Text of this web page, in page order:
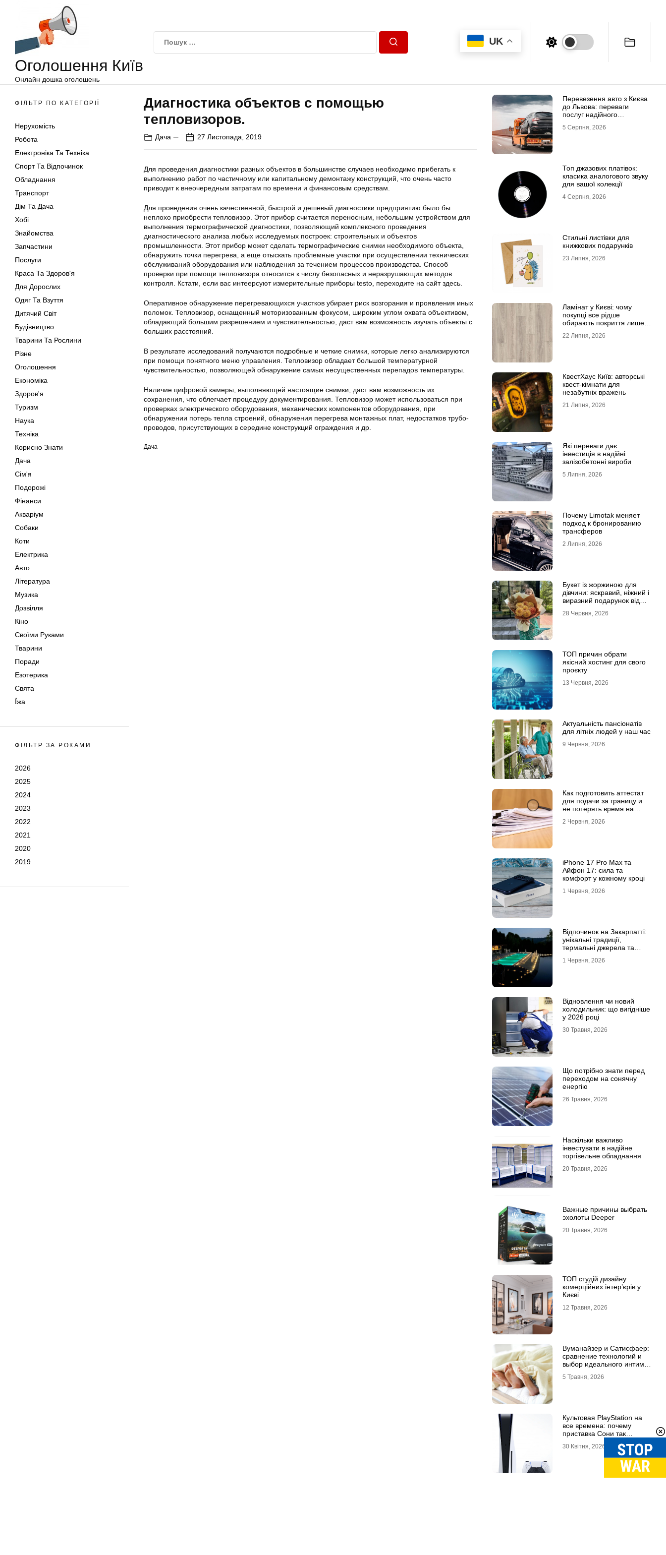
Оголошення Київ
Онлайн дошка оголошень
UK
ФІЛЬТР ПО КАТЕГОРІЇ
Нерухомість
Робота
Електроніка Та Техніка
Спорт Та Відпочинок
Обладнання
Транспорт
Дім Та Дача
Хобі
Знайомства
Запчастини
Послуги
Краса Та Здоров'я
Для Дорослих
Одяг Та Взуття
Дитячий Світ
Будівництво
Тварини Та Рослини
Різне
Оголошення
Економіка
Здоров'я
Туризм
Наука
Техніка
Корисно Знати
Дача
Сім'я
Подорожі
Фінанси
Акваріум
Собаки
Коти
Електрика
Авто
Література
Музика
Дозвілля
Кіно
Своїми Руками
Тварини
Поради
Езотерика
Свята
Їжа
ФІЛЬТР ЗА РОКАМИ
2026
2025
2024
2023
2022
2021
2020
2019
Диагностика объектов с помощью
тепловизоров.
Дача 27 Листопада, 2019
Для проведения диагностики разных объектов в большинстве случаев необходимо прибегать к
выполнению работ по частичному или капитальному демонтажу конструкций, что очень часто
приводит к внеочередным затратам по времени и финансовым средствам.
Для проведения очень качественной, быстрой и дешевый диагностики предприятию было бы
неплохо приобрести тепловизор. Этот прибор считается переносным, небольшим устройством для
выполнения термографической диагностики, позволяющий комплексного проведения
диагностического анализа любых исследуемых построек: строительных и объектов
промышленности. Этот прибор может сделать термографические снимки необходимого объекта,
обнаружить точки перегрева, а еще отыскать проблемные участки при осуществлении технических
обслуживаний оборудования или наблюдения за течением процессов производства. Способ
проверки при помощи тепловизора относится к числу безопасных и неразрушающих методов
контроля. Кстати, если вас интеерсуют измерительные приборы testo, переходите на сайт здесь.
Оперативное обнаружение перегревающихся участков убирает риск возгорания и проявления иных
поломок. Тепловизор, оснащенный моторизованным фокусом, широким углом охвата объективом,
обладающий большим разрешением и чувствительностью, даст вам возможность изучать объекты с
больших расстояний.
В результате исследований получаются подробные и четкие снимки, которые легко анализируются
при помощи понятного меню управления. Тепловизор обладает большой температурной
чувствительностью, позволяющей обнаружение самых несущественных перепадов температуры.
Наличие цифровой камеры, выполняющей настоящие снимки, даст вам возможность их
сохранения, что облегчает процедуру документирования. Тепловизор может использоваться при
проверках электрического оборудования, механических компонентов оборудования, при
обнаружении потерь тепла строений, обнаружения перегрева монтажных плат, недостатков трубо-
проводов, присутствующих в середине конструкций ограждения и др.
Дача
Перевезення авто з Києва
до Львова: переваги
послуг надійного
5 Серпня, 2026
Топ джазових платівок:
класика аналогового звуку
для вашої колекції
4 Серпня, 2026
Стильні листівки для
книжкових подарунків
23 Липня, 2026
Ламінат у Києві: чому
покупці все рідше
обирають покриття лише
22 Липня, 2026
КвестХаус Київ: авторські
квест-кімнати для
незабутніх вражень
21 Липня, 2026
Які переваги дає
інвестиція в надійні
залізобетонні вироби
5 Липня, 2026
Почему Limotak меняет
подход к бронированию
трансферов
2 Липня, 2026
Букет із жоржиною для
дівчини: яскравий, ніжний і
виразний подарунок від
28 Червня, 2026
ТОП причин обрати
якісний хостинг для свого
проєкту
13 Червня, 2026
Актуальність пансіонатів
для літніх людей у наш час
9 Червня, 2026
Как подготовить аттестат
для подачи за границу и
не потерять время на
2 Червня, 2026
iPhone 17 Pro Max та
Айфон 17: сила та
комфорт у кожному кроці
1 Червня, 2026
Відпочинок на Закарпатті:
унікальні традиції,
термальні джерела та
1 Червня, 2026
Відновлення чи новий
холодильник: що вигідніше
у 2026 році
30 Травня, 2026
Що потрібно знати перед
переходом на сонячну
енергію
26 Травня, 2026
Наскільки важливо
інвестувати в надійне
торгівельне обладнання
20 Травня, 2026
Важные причины выбрать
эхолоты Deeper
20 Травня, 2026
ТОП студій дизайну
комерційних інтер’єрів у
Києві
12 Травня, 2026
Вуманайзер и Сатисфаер:
сравнение технологий и
выбор идеального интим-
5 Травня, 2026
Культовая PlayStation на
все времена: почему
приставка Сони так
30 Квітня, 2026